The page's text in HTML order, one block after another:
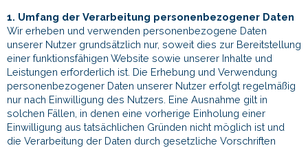
1. Umfang der Verarbeitung personenbezogener Daten
Wir erheben und verwenden personenbezogene Daten
unserer Nutzer grundsätzlich nur, soweit dies zur Bereitstellung
einer funktionsfähigen Website sowie unserer Inhalte und
Leistungen erforderlich ist. Die Erhebung und Verwendung
personenbezogener Daten unserer Nutzer erfolgt regelmäßig
nur nach Einwilligung des Nutzers. Eine Ausnahme gilt in
solchen Fällen, in denen eine vorherige Einholung einer
Einwilligung aus tatsächlichen Gründen nicht möglich ist und
die Verarbeitung der Daten durch gesetzliche Vorschriften